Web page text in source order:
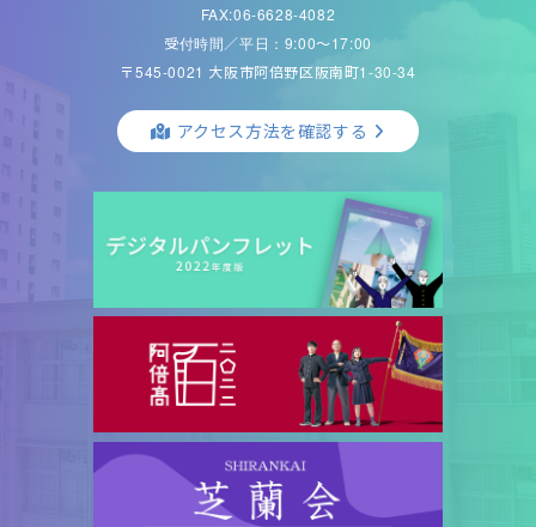
FAX:06-6628-4082
受付時間／平日：9:00〜17:00
〒545-0021 大阪市阿倍野区阪南町1-30-34
アクセス方法を確認する